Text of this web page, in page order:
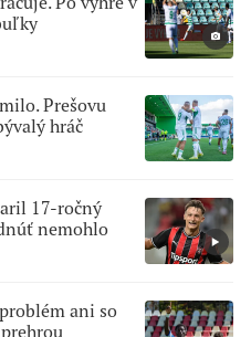
Prešovu
hráč
17-ročný
nemohlo
ani so